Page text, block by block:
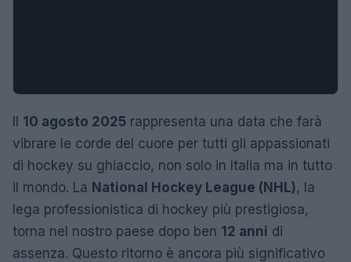
Il 10 agosto 2025 rappresenta una data che farà
vibrare le corde del cuore per tutti gli appassionati
di hockey su ghiaccio, non solo in Italia ma in tutto
il mondo. La National Hockey League (NHL), la
lega professionistica di hockey più prestigiosa,
torna nel nostro paese dopo ben 12 anni di
assenza. Questo ritorno è ancora più significativo